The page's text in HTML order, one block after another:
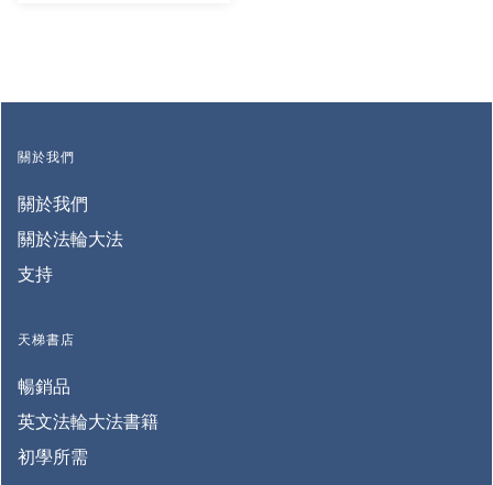
關於我們
關於我們
關於法輪大法
支持
天梯書店
暢銷品
英文法輪大法書籍
初學所需